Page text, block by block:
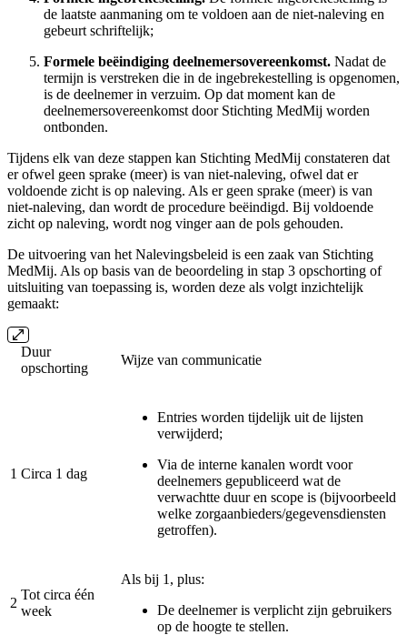
de laatste aanmaning om te voldoen aan de niet-naleving en
gebeurt schriftelijk;
Formele beëindiging deelnemersovereenkomst. Nadat de
termijn is verstreken die in de ingebrekestelling is opgenomen,
is de deelnemer in verzuim. Op dat moment kan de
deelnemersovereenkomst door Stichting MedMij worden
ontbonden.
Tijdens elk van deze stappen kan Stichting MedMij constateren dat
er ofwel geen sprake (meer) is van niet-naleving, ofwel dat er
voldoende zicht is op naleving. Als er geen sprake (meer) is van
niet-naleving, dan wordt de procedure beëindigd. Bij voldoende
zicht op naleving, wordt nog vinger aan de pols gehouden.
De uitvoering van het Nalevingsbeleid is een zaak van Stichting
MedMij. Als op basis van de beoordeling in stap 3 opschorting of
uitsluiting van toepassing is, worden deze als volgt inzichtelijk
gemaakt:
Duur
opschorting
Wijze van communicatie
1 Circa 1 dag
Entries worden tijdelijk uit de lijsten
verwijderd;
Via de interne kanalen wordt voor
deelnemers gepubliceerd wat de
verwachtte duur en scope is (bijvoorbeeld
welke zorgaanbieders/gegevensdiensten
getroffen).
2
Tot circa één
week
Als bij 1, plus:
De deelnemer is verplicht zijn gebruikers
op de hoogte te stellen.